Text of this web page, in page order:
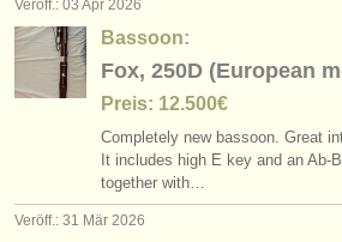
Veröff.: 03 Apr 2026
Bassoon:
Fox, 250D (European
Preis: 12.500€
Completely new bassoon. Great
It includes high E key and an Ab-
together with…
Veröff.: 31 Mär 2026